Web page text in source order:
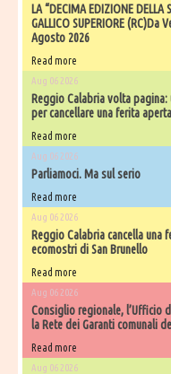
LA “DECIMA EDIZIONE DELLA
GALLICO SUPERIORE (RC)Da
Agosto 2026
Read more
Aug 06 2026
​Reggio Calabria volta
per cancellare una ferita
Read more
Aug 06 2026
Parliamoci. Ma sul serio
Read more
Aug 06 2026
Reggio Calabria cancella una
ecomostri di San Brunello
Read more
Aug 06 2026
Consiglio regionale, l’Ufficio
la Rete dei Garanti comunali
Read more
Aug 06 2026